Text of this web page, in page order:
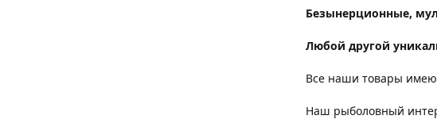
Безынерционные,
Любой другой
Все наши товары
Наш рыболовный